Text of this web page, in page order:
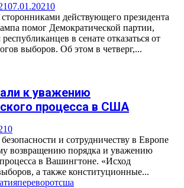
07.01.20210
действующего президента
помог Демократической партии,
в сенате отказаться от
выборов. Об этом в четверг,...
к уважению
процесса в США
0
и сотрудничеству в Европе
возвращению порядка и уважению
в Вашингтоне. «Исход
а также конституционные...
переворотсша